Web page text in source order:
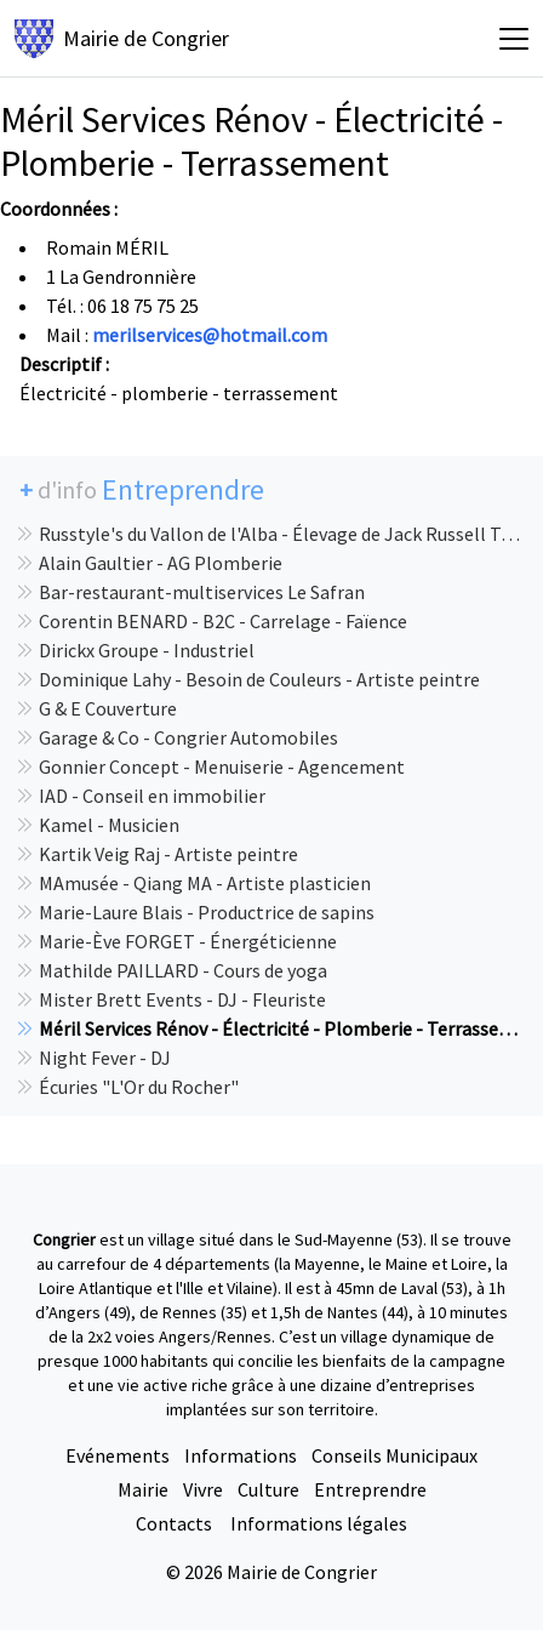
Mairie de Congrier
Méril Services Rénov - Électricité -
Plomberie - Terrassement
Coordonnées :
Romain MÉRIL
1 La Gendronnière
Tél. : 06 18 75 75 25
Mail : merilservices@hotmail.com
Descriptif :
Électricité - plomberie - terrassement
+ d'info Entreprendre
Russtyle's du Vallon de l'Alba - Élevage de Jack Russell Terrier
Alain Gaultier - AG Plomberie
Bar-restaurant-multiservices Le Safran
Corentin BENARD - B2C - Carrelage - Faïence
Dirickx Groupe - Industriel
Dominique Lahy - Besoin de Couleurs - Artiste peintre
G & E Couverture
Garage & Co - Congrier Automobiles
Gonnier Concept - Menuiserie - Agencement
IAD - Conseil en immobilier
Kamel - Musicien
Kartik Veig Raj - Artiste peintre
MAmusée - Qiang MA - Artiste plasticien
Marie-Laure Blais - Productrice de sapins
Marie-Ève FORGET - Énergéticienne
Mathilde PAILLARD - Cours de yoga
Mister Brett Events - DJ - Fleuriste
Méril Services Rénov - Électricité - Plomberie - Terrassement
Night Fever - DJ
Écuries "L'Or du Rocher"
Congrierest un village situé dans le Sud-Mayenne (53). Il se trouve
au carrefour de 4 départements (la Mayenne, le Maine et Loire, la
Loire Atlantique et l'Ille et Vilaine). Il est à 45mn de Laval (53), à 1h
d’Angers (49), de Rennes (35) et 1,5h de Nantes (44), à 10 minutes
de la 2x2 voies Angers/Rennes. C’est un village dynamique de
presque 1000 habitants qui concilie les bienfaits de la campagne
et une vie active riche grâce à une dizaine d’entreprises
implantées sur son territoire.
Evénements Informations
Conseils Municipaux
Mairie
Vivre Culture
Entreprendre
Contacts
Informations légales
© 2026 Mairie de Congrier